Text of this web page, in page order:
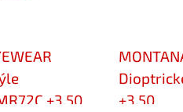
+3,50
+3,50